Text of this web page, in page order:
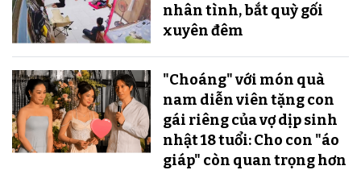
nhân tình, bắt quỳ gối
xuyên đêm
"Choáng" với món quà
nam diễn viên tặng con
gái riêng của vợ dịp sinh
nhật 18 tuổi: Cho con "áo
giáp" còn quan trọng hơn